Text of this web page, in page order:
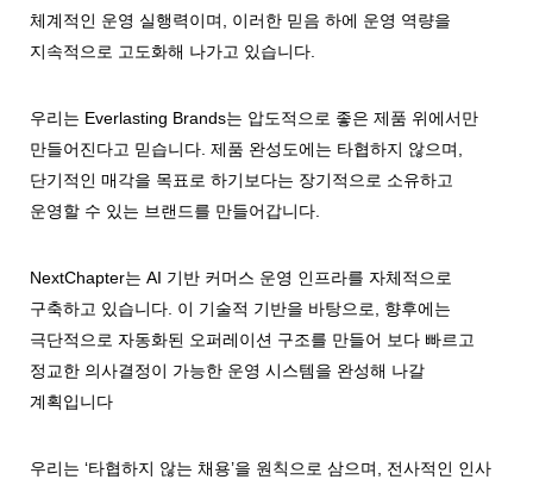
체계적인 운영 실행력이며, 이러한 믿음 하에 운영 역량을
지속적으로 고도화해 나가고 있습니다.
우리는 Everlasting Brands는 압도적으로 좋은 제품 위에서만
만들어진다고 믿습니다. 제품 완성도에는 타협하지 않으며,
단기적인 매각을 목표로 하기보다는 장기적으로 소유하고
운영할 수 있는 브랜드를 만들어갑니다.
NextChapter는 AI 기반 커머스 운영 인프라를 자체적으로
구축하고 있습니다. 이 기술적 기반을 바탕으로, 향후에는
극단적으로 자동화된 오퍼레이션 구조를 만들어 보다 빠르고
정교한 의사결정이 가능한 운영 시스템을 완성해 나갈
계획입니다
우리는 ‘타협하지 않는 채용’을 원칙으로 삼으며, 전사적인 인사